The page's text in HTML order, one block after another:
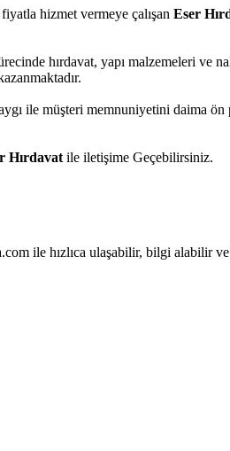
hizmet vermeye çalışan Eser
hırdavat, yapı malzemeleri
ile müşteri memnuniyetini daima ön
Hırdavat ile iletişime Geçebilirsiniz.
ile hızlıca ulaşabilir, bilgi alabilir